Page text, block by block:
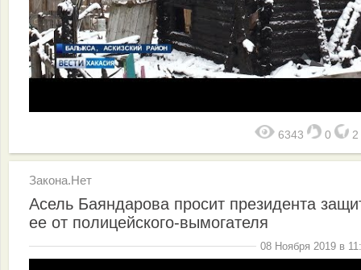
6343 0 2
Закона.Нет
Асель Баяндарова просит президента
ее от полицейского-вымогателя
08 Ноября 2019 в